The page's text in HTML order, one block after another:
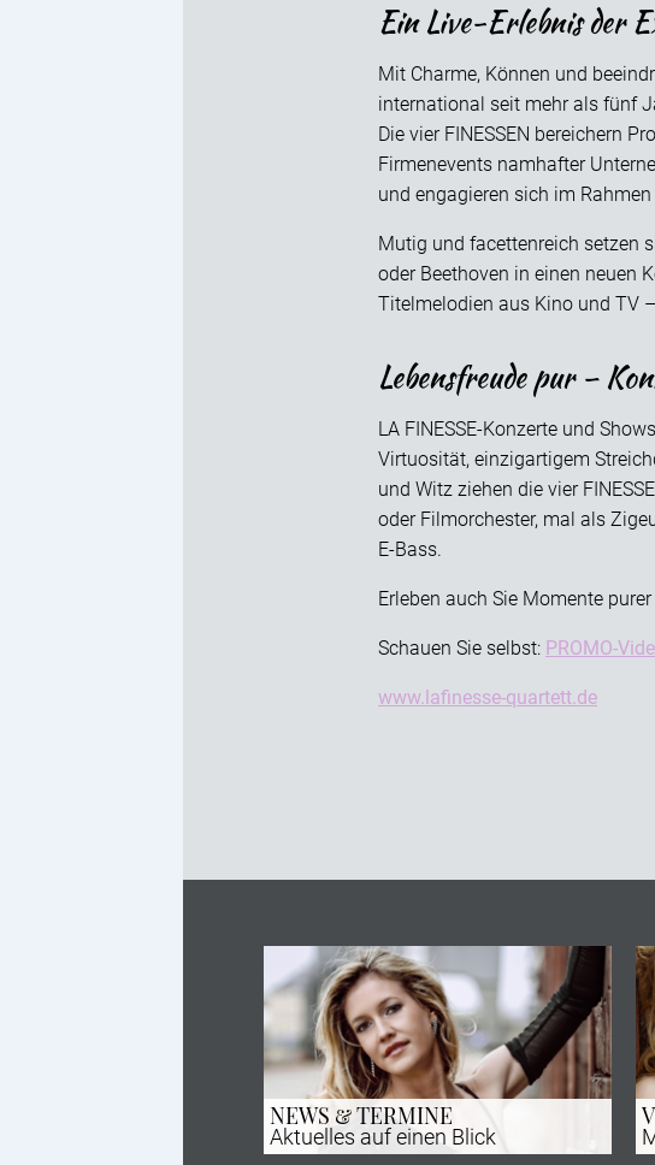
Ein Live-Erlebnis der
Mit Charme, Können und
international seit mehr als fünf
Die vier FINESSEN bereichern
Firmenevents namhafter
und engagieren sich im
Mutig und facettenreich setzen
oder Beethoven in einen neuen
Titelmelodien aus Kino und TV
Lebensfreude pur –
LA FINESSE-Konzerte und
Virtuosität, einzigartigem
und Witz ziehen die vier
oder Filmorchester, mal als
E-Bass.
Erleben auch Sie Momente
Schauen Sie selbst: PROMO-
www.lafinesse-quartett.de
NEWS & TERMINE
Aktuelles auf einen Blick